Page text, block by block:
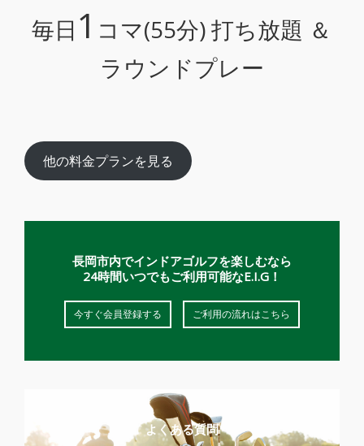
毎日 1 コマ(55分) 打ち放題 ＆
ラウンドプレー
他の料金プランを見る
長岡市内でインドアゴルフを楽しむなら
24時間いつでもご利用可能なE.I.G！
今すぐ会員登録する ご利用の流れはこちら
よくある質問